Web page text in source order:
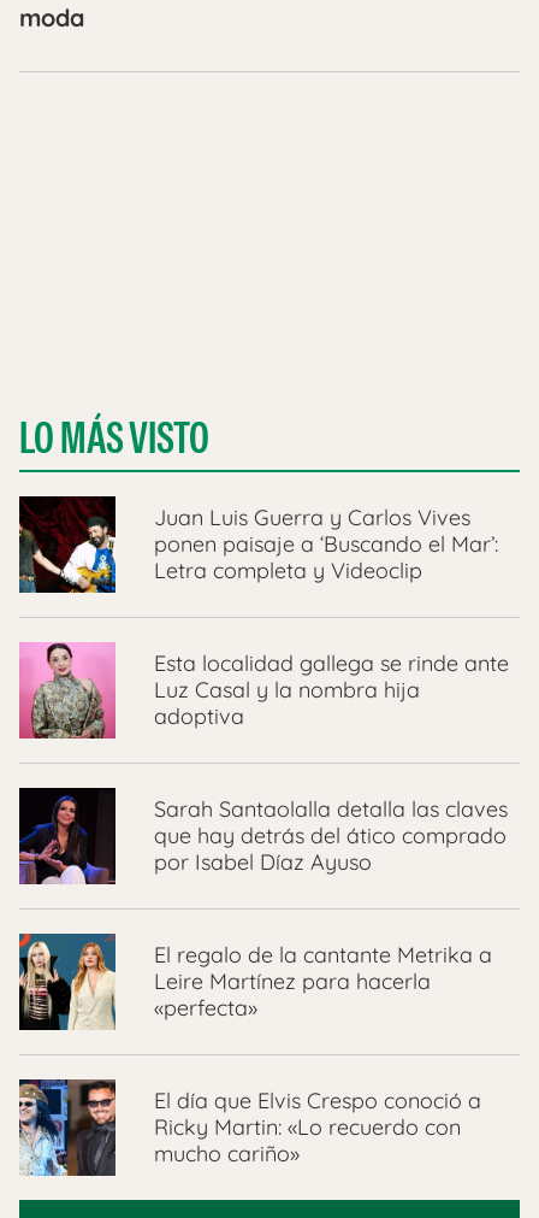
moda
LO MÁS VISTO
Juan Luis Guerra y Carlos Vives
ponen paisaje a ‘Buscando el Mar’:
Letra completa y Videoclip
Esta localidad gallega se rinde ante
Luz Casal y la nombra hija
adoptiva
Sarah Santaolalla detalla las claves
que hay detrás del ático comprado
por Isabel Díaz Ayuso
El regalo de la cantante Metrika a
Leire Martínez para hacerla
«perfecta»
El día que Elvis Crespo conoció a
Ricky Martin: «Lo recuerdo con
mucho cariño»